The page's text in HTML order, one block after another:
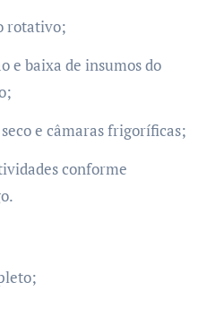
rotativo;
seco e câmaras frigoríficas;